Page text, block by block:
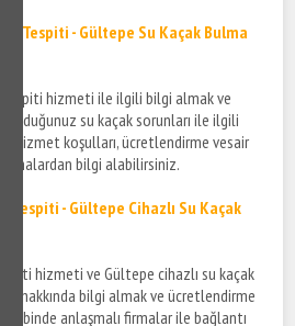
Tespiti - Gültepe Su Kaçak Bulma
tespiti hizmeti ile ilgili bilgi almak ve
olduğunuz su kaçak sorunları ile ilgili
hizmet koşulları, ücretlendirme vesair
firmalardan bilgi alabilirsiniz.
Tespiti - Gültepe Cihazlı Su Kaçak
hizmeti ve Gültepe cihazlı su kaçak
hakkında bilgi almak ve ücretlendirme
anlaşmalı firmalar ile bağlantı